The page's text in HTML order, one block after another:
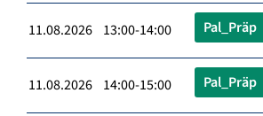
11.08.2026 13:00-14:00 Pal_Präp
11.08.2026 14:00-15:00 Pal_Präp